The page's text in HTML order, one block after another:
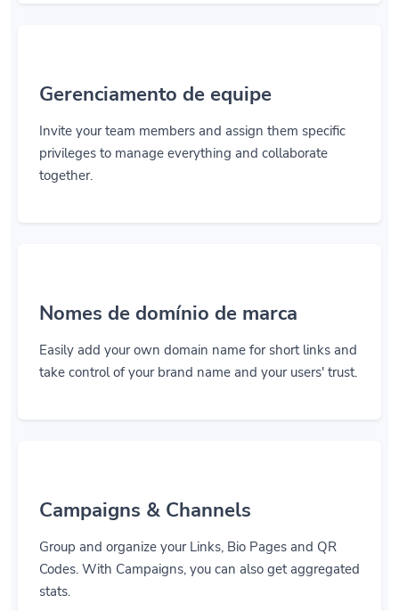
Gerenciamento de equipe
Invite your team members and assign them specific
privileges to manage everything and collaborate
together.
Nomes de domínio de marca
Easily add your own domain name for short links and
take control of your brand name and your users' trust.
Campaigns & Channels
Group and organize your Links, Bio Pages and QR
Codes. With Campaigns, you can also get aggregated
stats.